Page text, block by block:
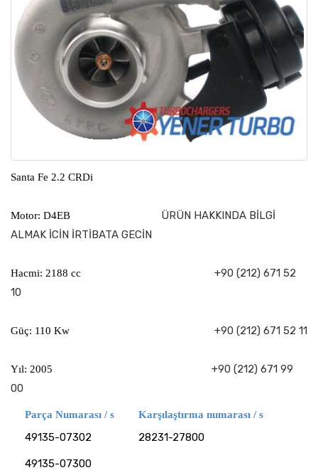
Santa Fe 2.2 CRDi
Motor: D4EB ÜRÜN HAKKINDA BİLGİ
ALMAK İCİN İRTİBATA GECİN
Hacmi: 2188 cc +90 (212) 671 52
10
Güç: 110 Kw +90 (212) 671 52 11
Yıl: 2005 +90 (212) 671 99
00
Parça Numarası / s
49135-07302
49135-07300
Karşılaştırma numarası / s
28231-27800